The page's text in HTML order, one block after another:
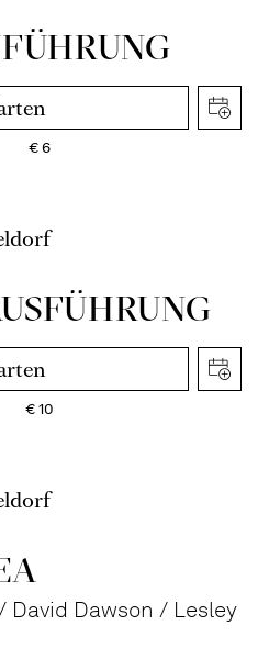
€6
€10
David Dawson / Lesley